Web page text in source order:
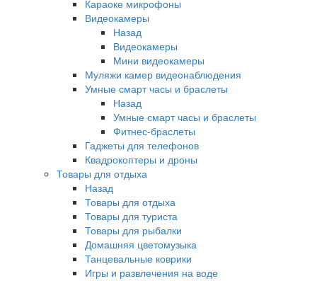
Караоке микрофоны
Видеокамеры
Назад
Видеокамеры
Мини видеокамеры
Муляжи камер видеонаблюдения
Умные смарт часы и браслеты
Назад
Умные смарт часы и браслеты
Фитнес-браслеты
Гаджеты для телефонов
Квадрокоптеры и дроны
Товары для отдыха
Назад
Товары для отдыха
Товары для туриста
Товары для рыбалки
Домашняя цветомузыка
Танцевальные коврики
Игры и развлечения на воде